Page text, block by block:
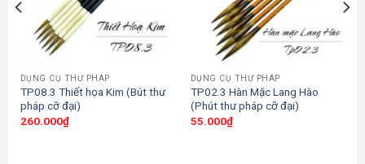
DỤNG CỤ THƯ PHÁP
TP08.3 Thiết họa Kim (Bút thư
pháp cỡ đại)
260.000₫
DỤNG CỤ THƯ PHÁP
TP02.3 Hàn Mặc Lang Hào
(Phút thư pháp cỡ đại)
55.000₫